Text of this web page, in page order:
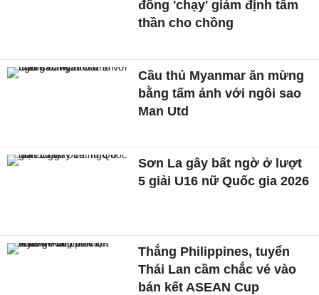
đồng 'chạy' giám định tâm
thần cho chồng
Cầu thủ Myanmar ăn mừng
bằng tấm ảnh với ngôi sao
Man Utd
Sơn La gây bất ngờ ở lượt
5 giải U16 nữ Quốc gia 2026
Thắng Philippines, tuyển
Thái Lan cầm chắc vé vào
bán kết ASEAN Cup